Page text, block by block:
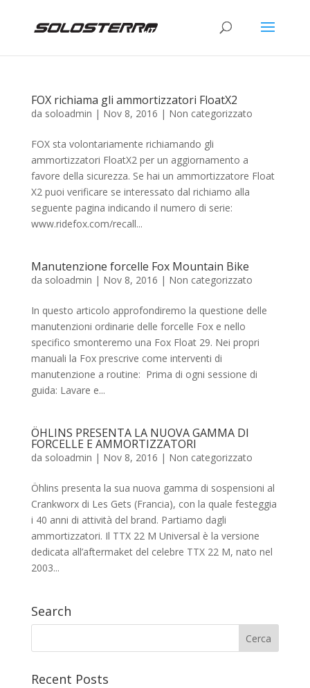
FOX richiama gli ammortizzatori FloatX2
da soloadmin | Nov 8, 2016 | Non categorizzato
FOX sta volontariamente richiamando gli
ammortizzatori FloatX2 per un aggiornamento a
favore della sicurezza. Se hai un ammortizzatore Float
X2 puoi verificare se interessato dal richiamo alla
seguente pagina indicando il numero di serie:
www.ridefox.com/recall...
Manutenzione forcelle Fox Mountain Bike
da soloadmin | Nov 8, 2016 | Non categorizzato
In questo articolo approfondiremo la questione delle
manutenzioni ordinarie delle forcelle Fox e nello
specifico smonteremo una Fox Float 29. Nei propri
manuali la Fox prescrive come interventi di
manutenzione a routine: Prima di ogni sessione di
guida: Lavare e...
ÖHLINS PRESENTA LA NUOVA GAMMA DI
FORCELLE E AMMORTIZZATORI
da soloadmin | Nov 8, 2016 | Non categorizzato
Öhlins presenta la sua nuova gamma di sospensioni al
Crankworx di Les Gets (Francia), con la quale festeggia
i 40 anni di attività del brand. Partiamo dagli
ammortizzatori. Il TTX 22 M Universal è la versione
dedicata all’aftermaket del celebre TTX 22 M, nato nel
2003...
Search
Recent Posts